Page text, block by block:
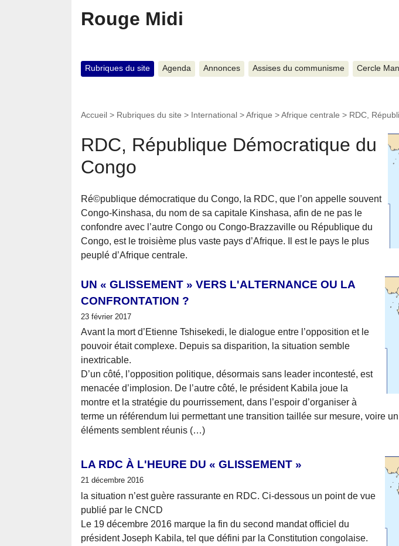
Rouge Midi
Rubriques du site Agenda Annonces Assises du communisme Cercle
Accueil > Rubriques du site > International >Afrique >Afrique centrale > RDC,
RDC, République Démocratique du
Congo
Ré©publique démocratique du Congo, la RDC, que l’on appelle souvent
Congo-Kinshasa, du nom de sa capitale Kinshasa, afin de ne pas le
confondre avec l’autre Congo ou Congo-Brazzaville ou République du
Congo, est le troisième plus vaste pays d’Afrique. Il est le pays le plus
peuplé d’Afrique centrale.
UN « GLISSEMENT » VERS L'ALTERNANCE OU LA
CONFRONTATION ?
23 février 2017
Avant la mort d’Etienne Tshisekedi, le dialogue entre l’opposition et le
pouvoir était complexe. Depuis sa disparition, la situation semble
inextricable.
D’un côté, l’opposition politique, désormais sans leader incontesté, est
menacée d’implosion. De l’autre côté, le président Kabila joue la
montre et la stratégie du pourrissement, dans l’espoir d’organiser à
terme un référendum lui permettant une transition taillée sur mesure, voire
éléments semblent réunis (…)
LA RDC À L'HEURE DU « GLISSEMENT »
21 décembre 2016
la situation n’est guère rassurante en RDC. Ci-dessous un point de vue
publié par le CNCD
Le 19 décembre 2016 marque la fin du second mandat officiel du
président Joseph Kabila, tel que défini par la Constitution congolaise.